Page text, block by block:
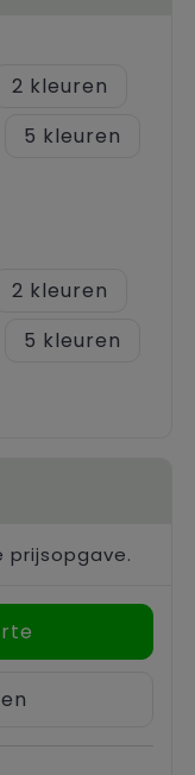
2
5
2
5
prijsopgave.